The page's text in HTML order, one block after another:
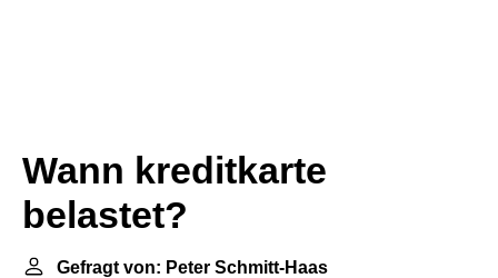
Wann kreditkarte
belastet?
Gefragt von: Peter Schmitt-Haas